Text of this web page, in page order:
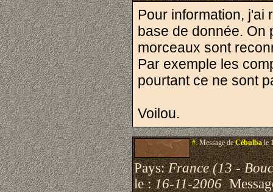
Pour information, j'ai
base de donnée. On
morceaux sont
Par exemple les
pourtant ce ne sont
Voilou.
#.Message deCébulbale
Pays:France (13 -
le :16-11-2006